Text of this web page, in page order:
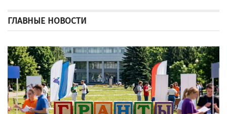
ГЛАВНЫЕ НОВОСТИ